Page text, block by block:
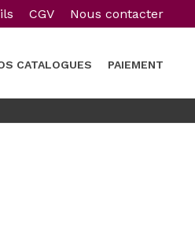
CGV Nous contacter
CATALOGUES PAIEMENT